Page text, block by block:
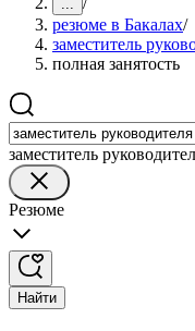
...
резюме в Бакалах/
заместитель
полная занятость
заместитель
Резюме
Найти